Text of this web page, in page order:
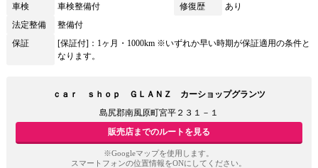
車検
車検整備付 修復歴
あり
法定整備
整備付
保証
[保証付]：1ヶ月・1000km ※いずれか早い時期が保証適用の条件と
なります。
ｃａｒ ｓｈｏｐ ＧＬＡＮＺ カーショップグランツ
島尻郡南風原町宮平２３１－１
販売店までのルートを見る
※Googleマップを使用します。
スマートフォンの位置情報をONにしてください。